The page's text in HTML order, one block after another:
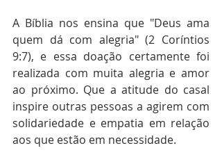
A Bíblia nos ensina que "Deus ama
quem dá com alegria" (2 Coríntios
9:7), e essa doação certamente foi
realizada com muita alegria e amor
ao próximo. Que a atitude do casal
inspire outras pessoas a agirem com
solidariedade e empatia em relação
aos que estão em necessidade.